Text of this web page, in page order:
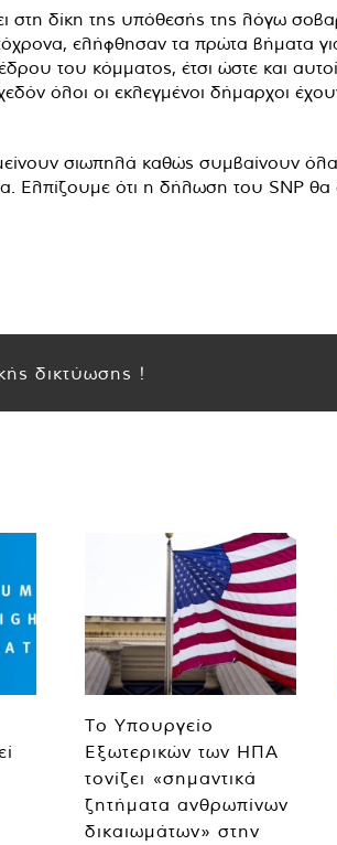
δίκη της υπόθεσής της λόγω
ελήφθησαν τα πρώτα βήματα
του κόμματος, έτσι ώστε και
όλοι οι εκλεγμένοι δήμαρχοι
σιωπηλά καθώς συμβαίνουν
Ελπίζουμε ότι η δήλωση του SNP
δικτύωσης !
Το Υπουργείο
Εξωτερικών των ΗΠΑ
τονίζει «σημαντικά
ζητήματα ανθρωπίνων
δικαιωμάτων» στην